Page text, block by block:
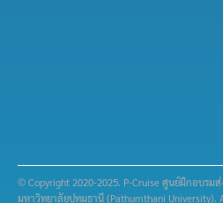
© Copyright 2020-2025. P-Cruise ศูนย์ฝึกอบรม
มหาวิทยาลัยปทุมธานี (Pathumthani University).